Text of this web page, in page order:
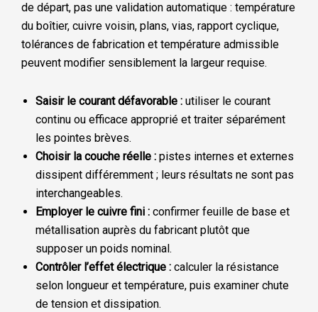
de départ, pas une validation automatique : température
du boîtier, cuivre voisin, plans, vias, rapport cyclique,
tolérances de fabrication et température admissible
peuvent modifier sensiblement la largeur requise.
Saisir le courant défavorable : utiliser le courant
continu ou efficace approprié et traiter séparément
les pointes brèves.
Choisir la couche réelle : pistes internes et externes
dissipent différemment ; leurs résultats ne sont pas
interchangeables.
Employer le cuivre fini : confirmer feuille de base et
métallisation auprès du fabricant plutôt que
supposer un poids nominal.
Contrôler l’effet électrique : calculer la résistance
selon longueur et température, puis examiner chute
de tension et dissipation.